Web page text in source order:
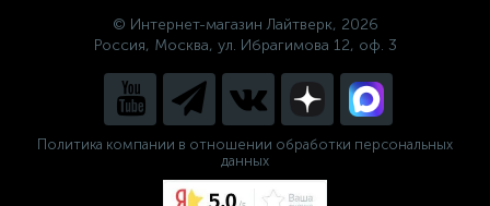
© Интернет-магазин Лайтверк, 2026
Россия, Москва, ул. Ибрагимова 12, оф. 3
Политика компании в отношении обработки персональных
данных